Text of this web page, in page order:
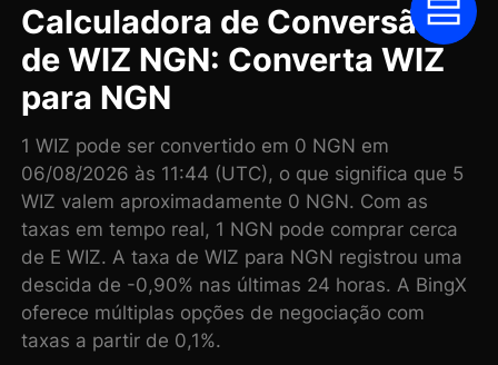
Calculadora de Conversão
de WIZ NGN: Converta WIZ
para NGN
1 WIZ pode ser convertido em 0 NGN em
06/08/2026 às 11:44 (UTC), o que significa que 5
WIZ valem aproximadamente 0 NGN. Com as
taxas em tempo real, 1 NGN pode comprar cerca
de E WIZ. A taxa de WIZ para NGN registrou uma
descida de -0,90% nas últimas 24 horas. A BingX
oferece múltiplas opções de negociação com
taxas a partir de 0,1%.